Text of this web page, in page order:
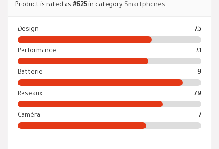
Product is rated as #625 in category Smartphones
Design 7.3
Performance 7.1
Batterie 9
Réseaux 7.9
Caméra 7